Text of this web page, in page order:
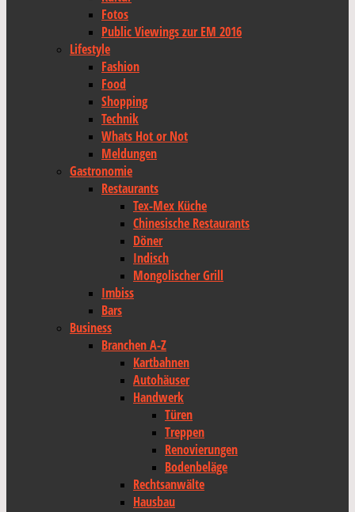
Fotos
Public Viewings zur EM 2016
Lifestyle
Fashion
Food
Shopping
Technik
Whats Hot or Not
Meldungen
Gastronomie
Restaurants
Tex-Mex Küche
Chinesische Restaurants
Döner
Indisch
Mongolischer Grill
Imbiss
Bars
Business
Branchen A-Z
Kartbahnen
Autohäuser
Handwerk
Türen
Treppen
Renovierungen
Bodenbeläge
Rechtsanwälte
Hausbau